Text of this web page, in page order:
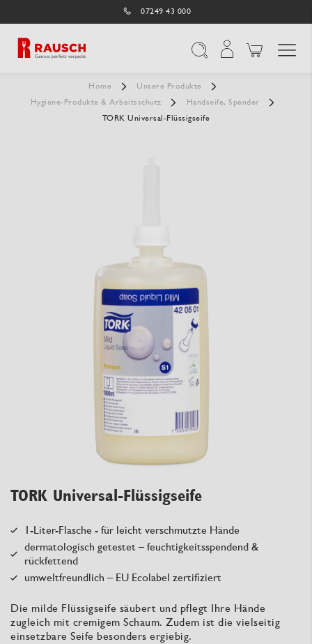
07249 43 000
Home
Unsere Produkte
Hygiene-Produkte & Arbeitsschutz
Handseife, Spender
TORK Universal-Flüssigseife
TORK Universal-Flüssigseife
1-Liter-Flasche - für leicht verschmutzte Hände
dermatologisch getestet – feuchtigkeitsspendend &
rückfettend
umweltfreundlich – EU Ecolabel zertifiziert
Die milde Flüssigseife säubert und pflegt Ihre Hände
zugleich mit cremigem Schaum. Zudem ist die vielseitig
einsetzbare Seife besonders ergiebig.